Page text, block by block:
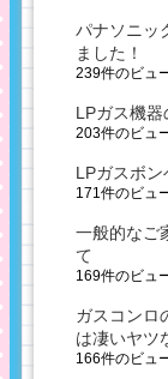
パナソニッ
ました！
239件のビュ
LPガス機
203件のビュ
LPガスボ
171件のビュ
一般的なご
て
169件のビュ
ガスコンロ
は凄いヤツ
166件のビュ